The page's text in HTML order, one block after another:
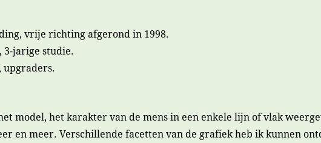
vrije richting afgerond in 1998.
3-jarige studie.
upgraders.
model, het karakter van de mens in een enkele lijn of vlak
en meer. Verschillende facetten van de grafiek heb ik kunnen